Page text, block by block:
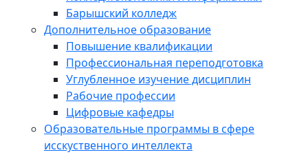
Барышский колледж
Дополнительное образование
Повышение квалификации
Профессиональная переподготовка
Углубленное изучение дисциплин
Рабочие профессии
Цифровые кафедры
Образовательные программы в сфере
исскуственного интеллекта